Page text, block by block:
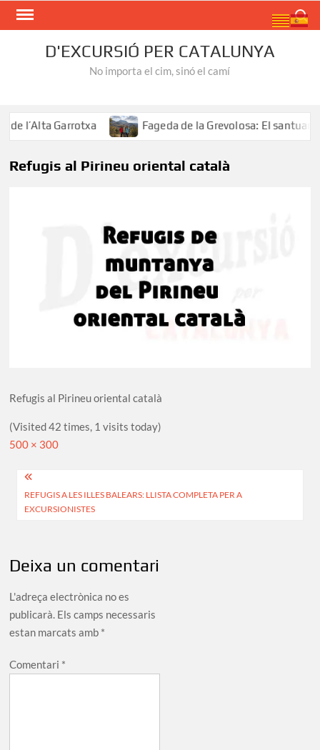
Skip
D'EXCURSIÓ PER CATALUNYA
No importa el cim, sinó el camí
l’Alta Garrotxa Fageda de la Grevolosa: El santuari
Refugis al Pirineu oriental català
Refugis al Pirineu oriental català
(Visited 42 times, 1 visits today)
Full
500 × 300
Navegació
d'entrades
REFUGIS A LES ILLES BALEARS: LLISTA COMPLETA PER A
EXCURSIONISTES
Deixa un comentari
L'adreça electrònica no es
publicarà. Els camps necessaris
estan marcats amb *
Comentari *